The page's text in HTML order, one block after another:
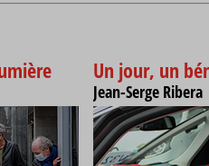
Un jour, un
Jean-Serge Ribera